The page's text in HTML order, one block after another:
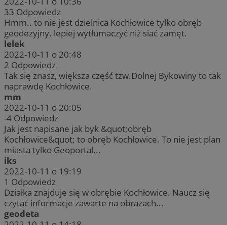
33 Odpowiedz
Hmm.. to nie jest dzielnica Kochłowice tylko obręb
geodezyjny. lepiej wytłumaczyć niż siać zamęt.
lelek
2022-10-11 o 20:48
2 Odpowiedz
Tak się znasz, większa część tzw.Dolnej Bykowiny to tak
naprawdę Kochłowice.
mm
2022-10-11 o 20:05
-4 Odpowiedz
Jak jest napisane jak byk &quot;obręb
Kochłowice&quot; to obręb Kochłowice. To nie jest plan
miasta tylko Geoportal...
iks
2022-10-11 o 19:19
1 Odpowiedz
Działka znajduje się w obrębie Kochłowice. Naucz się
czytać informacje zawarte na obrazach...
geodeta